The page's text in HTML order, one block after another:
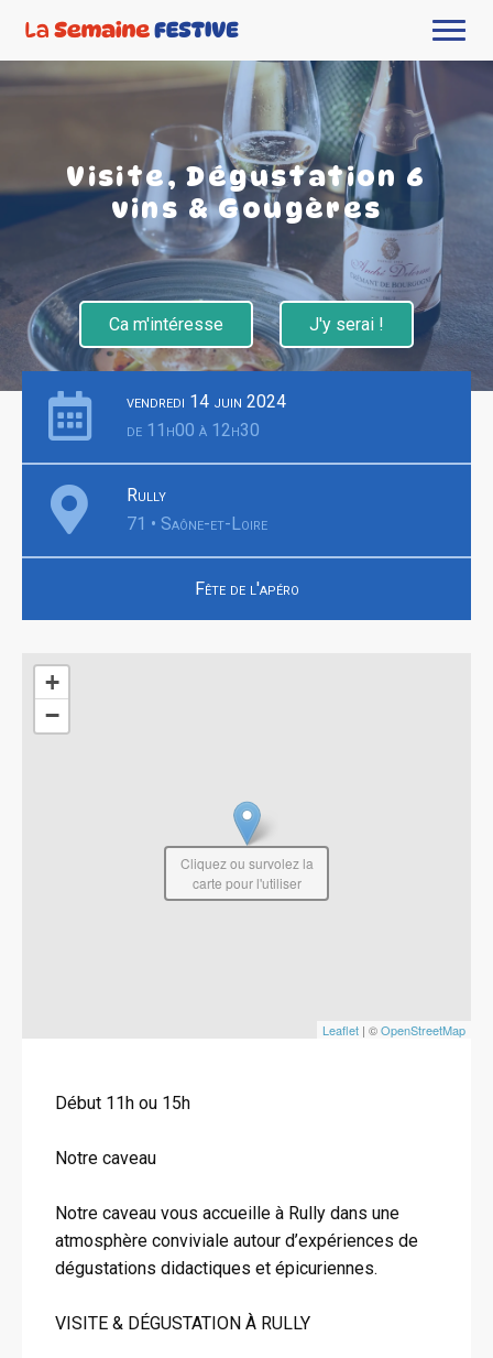
Visite, Dégustation 6
vins & Gougères
Ca m'intéresse J'y serai !
vendredi 14 juin 2024
de 11h00 à 12h30
Rully
71 • Saône-et-Loire
Fête de l'apéro
+
−
Leaflet | ©OpenStreetMap
Cliquez ou survolez la
carte pour l'utiliser
Début 11h ou 15h
Notre caveau
Notre caveau vous accueille à Rully dans une
atmosphère conviviale autour d’expériences de
dégustations didactiques et épicuriennes.
VISITE & DÉGUSTATION À RULLY